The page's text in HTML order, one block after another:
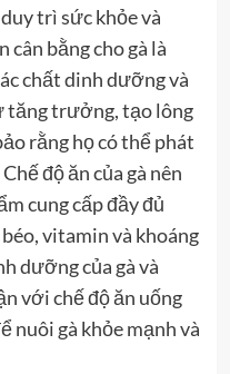
trì sức khỏe và
bằng cho gà là
chất dinh dưỡng và
tăng trưởng, tạo lông
rằng họ có thể phát
độ ăn của gà nên
cung cấp đầy đủ
vitamin và khoáng
dưỡng của gà và
với chế độ ăn uống
nuôi gà khỏe mạnh và